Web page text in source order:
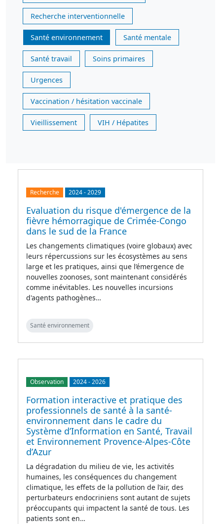
Recherche interventionnelle
Santé environnement Santé mentale
Santé travail Soins primaires
Urgences
Vaccination / hésitation vaccinale
Vieillissement VIH / Hépatites
Recherche 2024-2029
Evaluation du risque d'émergence de la
fièvre hémorragique de Crimée-Congo
dans le sud de la France
Les changements climatiques (voire globaux) avec
leurs répercussions sur les écosystèmes au sens
large et les pratiques, ainsi que l’émergence de
nouvelles zoonoses, sont maintenant considérés
comme inévitables. Les nouvelles incursions
d'agents pathogènes…
Santé environnement
Observation 2024-2026
Formation interactive et pratique des
professionnels de santé à la santé-
environnement dans le cadre du
Système d’Information en Santé, Travail
et Environnement Provence-Alpes-Côte
d’Azur
La dégradation du milieu de vie, les activités
humaines, les conséquences du changement
climatique, les effets de la pollution de l’air, des
perturbateurs endocriniens sont autant de sujets
préoccupants qui impactent la santé de tous. Les
patients sont en…